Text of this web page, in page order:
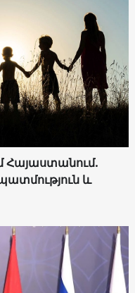
Հայաստանում.
և